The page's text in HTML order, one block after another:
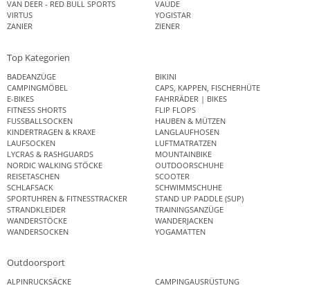
VAN DEER - RED BULL SPORTS
VAUDE
VIRTUS
YOGISTAR
ZANIER
ZIENER
Top Kategorien
BADEANZÜGE
BIKINI
CAMPINGMÖBEL
CAPS, KAPPEN, FISCHERHÜTE
E-BIKES
FAHRRÄDER | BIKES
FITNESS SHORTS
FLIP FLOPS
FUSSBALLSOCKEN
HAUBEN & MÜTZEN
KINDERTRAGEN & KRAXE
LANGLAUFHOSEN
LAUFSOCKEN
LUFTMATRATZEN
LYCRAS & RASHGUARDS
MOUNTAINBIKE
NORDIC WALKING STÖCKE
OUTDOORSCHUHE
REISETASCHEN
SCOOTER
SCHLAFSACK
SCHWIMMSCHUHE
SPORTUHREN & FITNESSTRACKER
STAND UP PADDLE (SUP)
STRANDKLEIDER
TRAININGSANZÜGE
WANDERSTÖCKE
WANDERJACKEN
WANDERSOCKEN
YOGAMATTEN
Outdoorsport
ALPINRUCKSÄCKE
CAMPINGAUSRÜSTUNG